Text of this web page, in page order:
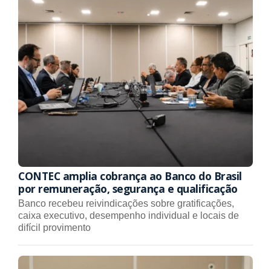
CONTEC amplia cobrança ao Banco do Brasil
por remuneração, segurança e qualificação
Banco recebeu reivindicações sobre gratificações,
caixa executivo, desempenho individual e locais de
difícil provimento